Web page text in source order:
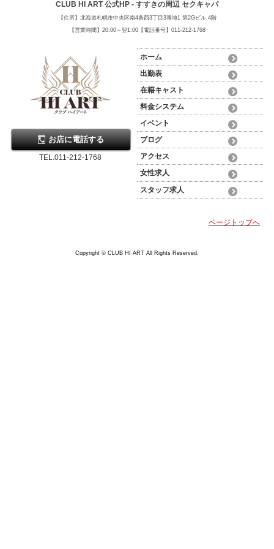
CLUB HI ART 公式HP - すすきの周辺 セクキャバ
【住所】北海道札幌市中央区南4条西3丁目3番地1 第2Gビル 4階
【営業時間】20:00～翌1:00【電話番号】011-212-1768
お店に電話する
TEL.011-212-1768
ホーム
出勤表
在籍キャスト
料金システム
イベント
ブログ
アクセス
女性求人
スタッフ求人
ページトップへ
Copyright © CLUB HI ART All Rights Reserved.